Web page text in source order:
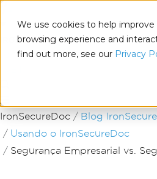
We use cookies to help
browsing experience and
find out more, see our Privacy
Ir para o conteúdo do rodapé
IronSecureDoc
Blog
Usando o IronSecureDoc
Segurança Empresarial vs.